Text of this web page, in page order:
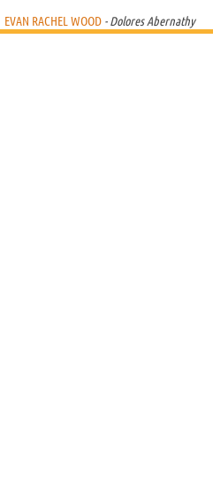
EVAN RACHEL WOOD - Dolores Abernathy